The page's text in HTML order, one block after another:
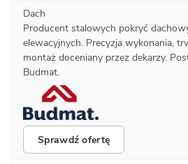
Dach
Producent stalowych pokryć
elewacyjnych. Precyzja wykonania,
montaż doceniany przez dekarzy.
Budmat.
Sprawdź ofertę